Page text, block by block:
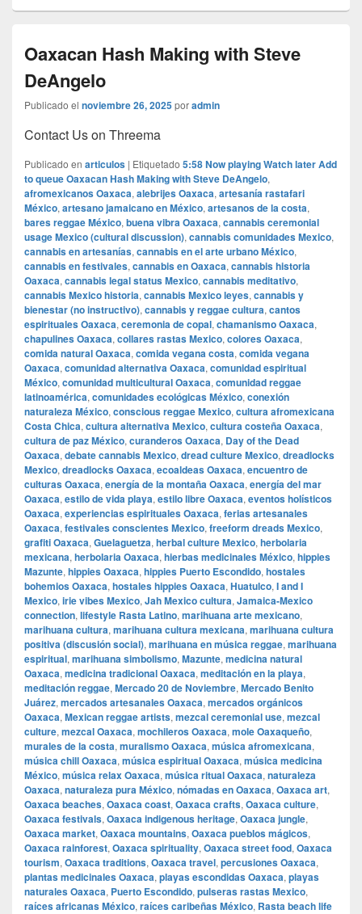
Oaxacan Hash Making with Steve
DeAngelo
Publicado el noviembre 26, 2025poradmin
Contact Us on Threema
Publicado en articulos | Etiquetado 5:58 Now playing Watch later Add
to queue Oaxacan Hash Making with Steve DeAngelo,
afromexicanos Oaxaca, alebrijes Oaxaca, artesanía rastafari
México, artesano jamaicano en México, artesanos de la costa,
bares reggae México, buena vibra Oaxaca, cannabis ceremonial
usage Mexico (cultural discussion), cannabis comunidades Mexico,
cannabis en artesanías, cannabis en el arte urbano México,
cannabis en festivales, cannabis en Oaxaca, cannabis historia
Oaxaca, cannabis legal status Mexico, cannabis meditativo,
cannabis Mexico historia, cannabis Mexico leyes, cannabis y
bienestar (no instructivo), cannabis y reggae cultura, cantos
espirituales Oaxaca, ceremonia de copal, chamanismo Oaxaca,
chapulines Oaxaca, collares rastas Mexico, colores Oaxaca,
comida natural Oaxaca, comida vegana costa, comida vegana
Oaxaca, comunidad alternativa Oaxaca, comunidad espiritual
México, comunidad multicultural Oaxaca, comunidad reggae
latinoamérica, comunidades ecológicas México, conexión
naturaleza México, conscious reggae Mexico, cultura afromexicana
Costa Chica, cultura alternativa Mexico, cultura costeña Oaxaca,
cultura de paz México, curanderos Oaxaca, Day of the Dead
Oaxaca, debate cannabis Mexico, dread culture Mexico, dreadlocks
Mexico, dreadlocks Oaxaca, ecoaldeas Oaxaca, encuentro de
culturas Oaxaca, energía de la montaña Oaxaca, energía del mar
Oaxaca, estilo de vida playa, estilo libre Oaxaca, eventos holísticos
Oaxaca, experiencias espirituales Oaxaca, ferias artesanales
Oaxaca, festivales conscientes Mexico, freeform dreads Mexico,
grafiti Oaxaca, Guelaguetza, herbal culture Mexico, herbolaria
mexicana, herbolaria Oaxaca, hierbas medicinales México, hippies
Mazunte, hippies Oaxaca, hippies Puerto Escondido, hostales
bohemios Oaxaca, hostales hippies Oaxaca, Huatulco, I and I
Mexico, irie vibes Mexico, Jah Mexico cultura, Jamaica-Mexico
connection, lifestyle Rasta Latino, marihuana arte mexicano,
marihuana cultura, marihuana cultura mexicana, marihuana cultura
positiva (discusión social), marihuana en música reggae, marihuana
espiritual, marihuana simbolismo, Mazunte, medicina natural
Oaxaca, medicina tradicional Oaxaca, meditación en la playa,
meditación reggae, Mercado 20 de Noviembre, Mercado Benito
Juárez, mercados artesanales Oaxaca, mercados orgánicos
Oaxaca, Mexican reggae artists, mezcal ceremonial use, mezcal
culture, mezcal Oaxaca, mochileros Oaxaca, mole Oaxaqueño,
murales de la costa, muralismo Oaxaca, música afromexicana,
música chill Oaxaca, música espiritual Oaxaca, música medicina
México, música relax Oaxaca, música ritual Oaxaca, naturaleza
Oaxaca, naturaleza pura México, nómadas en Oaxaca, Oaxaca art,
Oaxaca beaches, Oaxaca coast, Oaxaca crafts, Oaxaca culture,
Oaxaca festivals, Oaxaca indigenous heritage, Oaxaca jungle,
Oaxaca market, Oaxaca mountains, Oaxaca pueblos mágicos,
Oaxaca rainforest, Oaxaca spirituality, Oaxaca street food, Oaxaca
tourism, Oaxaca traditions, Oaxaca travel, percusiones Oaxaca,
plantas medicinales Oaxaca, playas escondidas Oaxaca, playas
naturales Oaxaca, Puerto Escondido, pulseras rastas Mexico,
raíces africanas México, raíces caribeñas México, Rasta beach life